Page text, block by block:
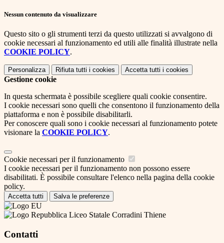
Nessun contenuto da visualizzare
Questo sito o gli strumenti terzi da questo utilizzati si avvalgono di
cookie necessari al funzionamento ed utili alle finalità illustrate nella
COOKIE POLICY.
Personalizza Rifiuta tutti i cookies Accetta tutti i cookies
Gestione cookie
In questa schermata è possibile scegliere quali cookie consentire.
I cookie necessari sono quelli che consentono il funzionamento della
piattaforma e non è possibile disabilitarli.
Per conoscere quali sono i cookie necessari al funzionamento potete
visionare la COOKIE POLICY.
Cookie necessari per il funzionamento
I cookie necessari per il funzionamento non possono essere
disabilitati. È possibile consultare l'elenco nella pagina della cookie
policy.
Accetta tutti Salva le preferenze
Liceo Statale Corradini Thiene
Contatti